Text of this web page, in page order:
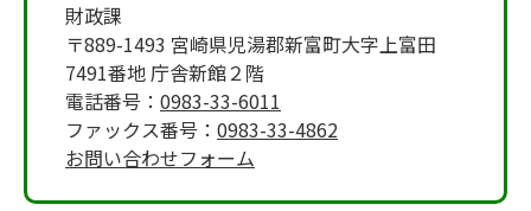
財政課
〒889-1493 宮崎県児湯郡新富町大字上富田
7491番地 庁舎新館２階
電話番号： 0983-33-6011
ファックス番号： 0983-33-4862
お問い合わせフォーム